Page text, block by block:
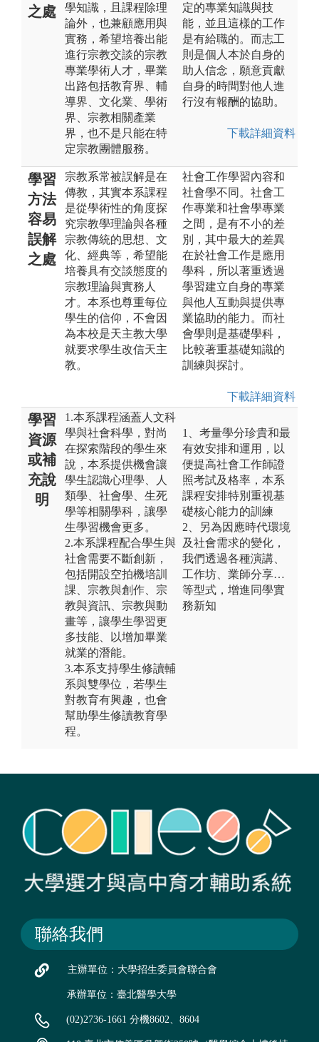
之處
學知識，且課程除理
論外，也兼顧應用與
實務，希望培養出能
進行宗教交談的宗教
專業學術人才，畢業
出路包括教育界、輔
導界、文化業、學術
界、宗教相關產業
界，也不是只能在特
定宗教團體服務。
定的專業知識與技
能，並且這樣的工作
是有給職的。而志工
則是個人本於自身的
助人信念，願意貢獻
自身的時間對他人進
行沒有報酬的協助。
下載詳細資料
學習
方法
容易
誤解
之處
宗教系常被誤解是在
傳教，其實本系課程
是從學術性的角度探
究宗教學理論與各種
宗教傳統的思想、文
化、經典等，希望能
培養具有交談態度的
宗教理論與實務人
才。本系也尊重每位
學生的信仰，不會因
為本校是天主教大學
就要求學生改信天主
教。
社會工作學習內容和
社會學不同。社會工
作專業和社會學專業
之間，是有不小的差
別，其中最大的差異
在於社會工作是應用
學科，所以著重透過
學習建立自身的專業
與他人互動與提供專
業協助的能力。而社
會學則是基礎學科，
比較著重基礎知識的
訓練與探討。
下載詳細資料
學習
資源
或補
充說
明
1.本系課程涵蓋人文科
學與社會科學，對尚
在探索階段的學生來
說，本系提供機會讓
學生認識心理學、人
類學、社會學、生死
學等相關學科，讓學
生學習機會更多。
2.本系課程配合學生與
社會需要不斷創新，
包括開設空拍機培訓
課、宗教與創作、宗
教與資訊、宗教與動
畫等，讓學生學習更
多技能、以增加畢業
就業的潛能。
3.本系支持學生修讀輔
系與雙學位，若學生
對教育有興趣，也會
幫助學生修讀教育學
程。
1、考量學分珍貴和最
有效安排和運用，以
便提高社會工作師證
照考試及格率，本系
課程安排特別重視基
礎核心能力的訓練
2、另為因應時代環境
及社會需求的變化，
我們透過各種演講、
工作坊、業師分享…
等型式，增進同學實
務新知
聯絡我們
主辦單位：大學招生委員會聯合會
承辦單位：臺北醫學大學
(02)2736-1661 分機8602、8604